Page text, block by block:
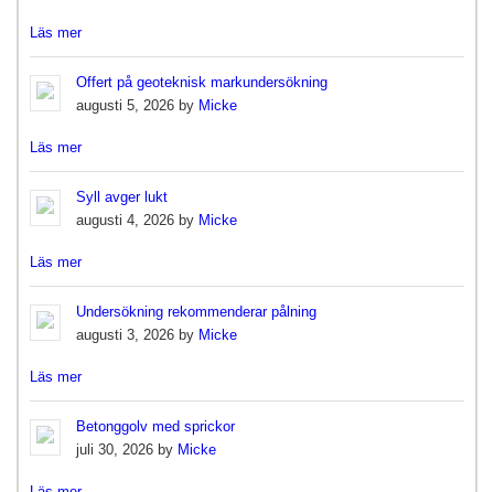
Läs mer
Offert på geoteknisk markundersökning
augusti 5, 2026 by Micke
Läs mer
Syll avger lukt
augusti 4, 2026 by Micke
Läs mer
Undersökning rekommenderar pålning
augusti 3, 2026 by Micke
Läs mer
Betonggolv med sprickor
juli 30, 2026 by Micke